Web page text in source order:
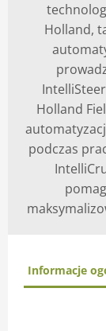
Holland,
Holland
podczas
Informacje